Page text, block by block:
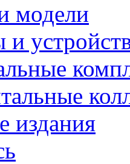
модели
издания